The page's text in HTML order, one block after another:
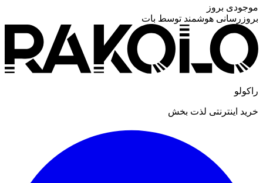
موجودی بروز
بروزرسانی هوشمند توسط بات
راکولو
خرید اینترنتی لذت بخش